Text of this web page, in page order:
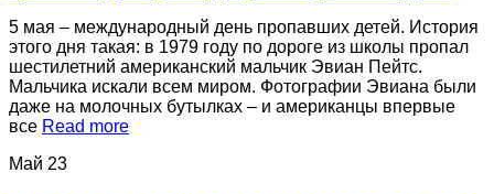
5 мая – международный день пропавших детей. История
этого дня такая: в 1979 году по дороге из школы пропал
шестилетний американский мальчик Эвиан Пейтс.
Мальчика искали всем миром. Фотографии Эвиана были
даже на молочных бутылках – и американцы впервые
все Read more
Май 23